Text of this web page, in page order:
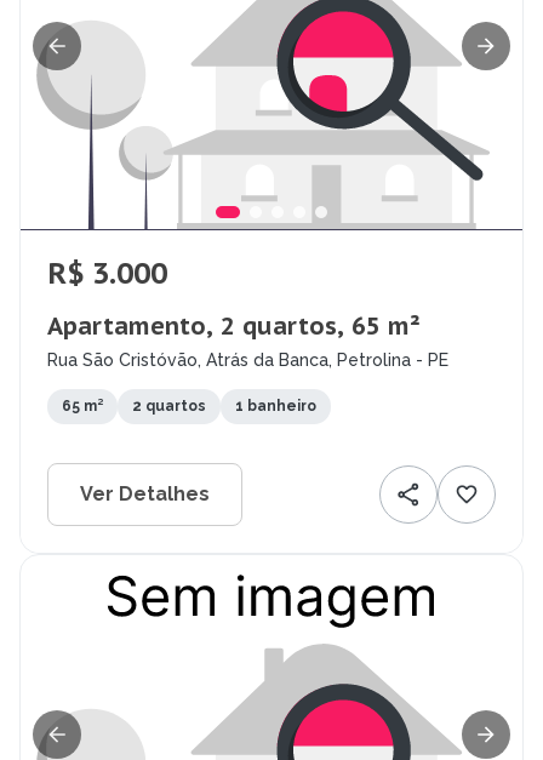
R$ 3.000
Apartamento, 2 quartos, 65 m²
Rua São Cristóvão, Atrás da Banca, Petrolina - PE
65 m² 2 quartos 1 banheiro
Ver Detalhes